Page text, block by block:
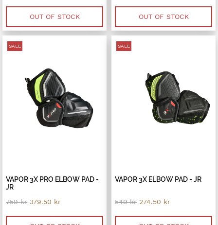
was:
1,099 kr.
is:
549.50 kr.
OUT OF STOCK
was:
599 kr.
is:
299.50 kr.
OUT OF STOCK
SALE
VAPOR 3X PRO ELBOW PAD -
JR
759kr Original
was:
379.50 krCurrent
is:
SALE
VAPOR 3X ELBOW PAD - JR
549kr Original
was:
274.50 krCurrent
is: